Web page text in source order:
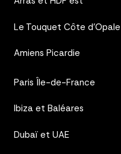
Le Touquet Côte d’Opale
Amiens Picardie
Paris Île-de-France
Ibiza et Baléares
Dubaï et UAE